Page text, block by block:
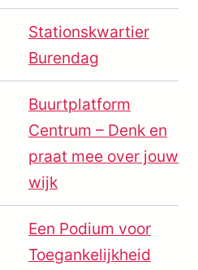
Stationskwartier
Burendag
Buurtplatform
Centrum – Denk en
praat mee over jouw
wijk
Een Podium voor
Toegankelijkheid